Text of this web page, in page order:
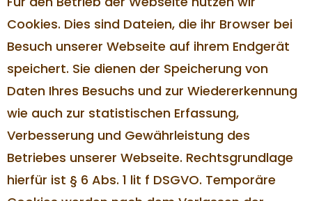
Cookies. Dies sind Dateien, die ihr Browser bei
Besuch unserer Webseite auf ihrem Endgerät
speichert. Sie dienen der Speicherung von
Daten Ihres Besuchs und zur Wiedererkennung
wie auch zur statistischen Erfassung,
Verbesserung und Gewährleistung des
Betriebes unserer Webseite. Rechtsgrundlage
hierfür ist § 6 Abs. 1 lit f DSGVO. Temporäre